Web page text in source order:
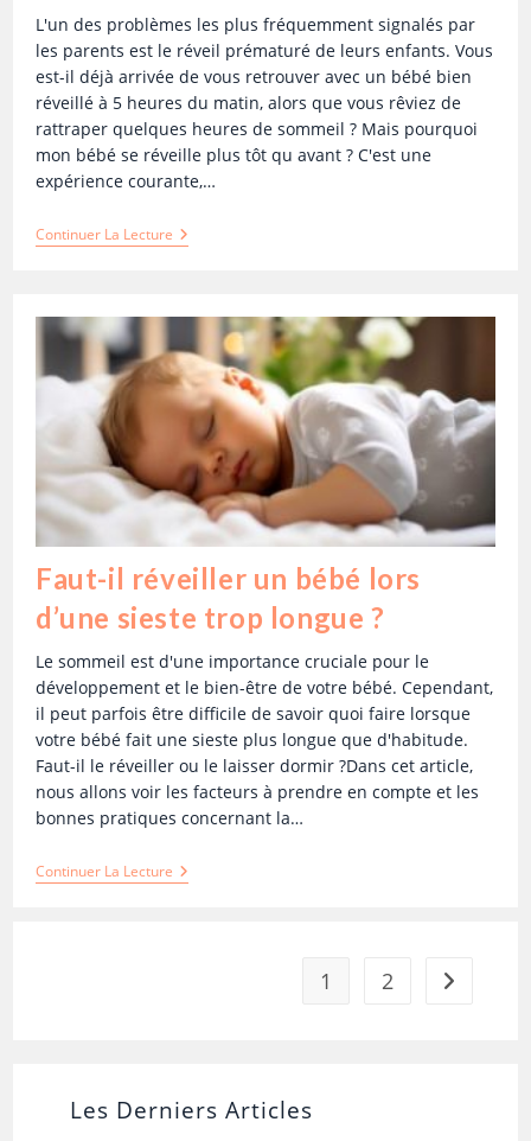
L'un des problèmes les plus fréquemment signalés par
les parents est le réveil prématuré de leurs enfants. Vous
est-il déjà arrivée de vous retrouver avec un bébé bien
réveillé à 5 heures du matin, alors que vous rêviez de
rattraper quelques heures de sommeil ? Mais pourquoi
mon bébé se réveille plus tôt qu avant ? C'est une
expérience courante,…
Continuer La Lecture
Faut-il réveiller un bébé lors
d’une sieste trop longue ?
Le sommeil est d'une importance cruciale pour le
développement et le bien-être de votre bébé. Cependant,
il peut parfois être difficile de savoir quoi faire lorsque
votre bébé fait une sieste plus longue que d'habitude.
Faut-il le réveiller ou le laisser dormir ?Dans cet article,
nous allons voir les facteurs à prendre en compte et les
bonnes pratiques concernant la…
Continuer La Lecture
1 2
Les Derniers Articles